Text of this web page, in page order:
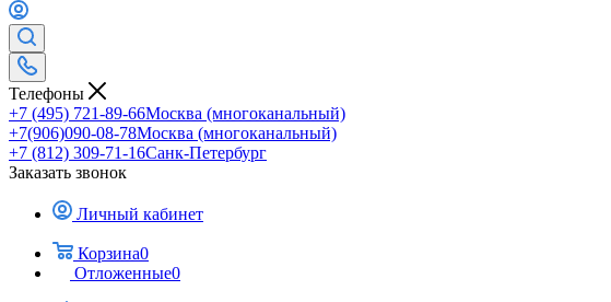
Телефоны
+7 (495) 721-89-66Москва (многоканальный)
+7(906)090-08-78Москва (многоканальный)
+7 (812) 309-71-16Санк-Петербург
Заказать звонок
Личный кабинет
Корзина0
Отложенные0